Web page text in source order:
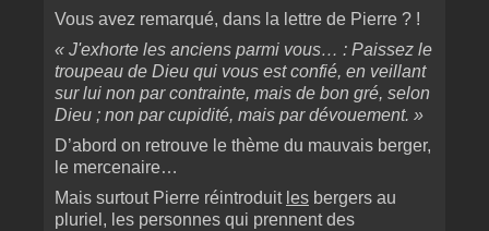
Vous avez remarqué, dans la lettre de Pierre ? !
« J'exhorte les anciens parmi vous… : Paissez le
troupeau de Dieu qui vous est confié, en veillant
sur lui non par contrainte, mais de bon gré, selon
Dieu ; non par cupidité, mais par dévouement. »
D’abord on retrouve le thème du mauvais berger,
le mercenaire…
Mais surtout Pierre réintroduit les bergers au
pluriel, les personnes qui prennent des